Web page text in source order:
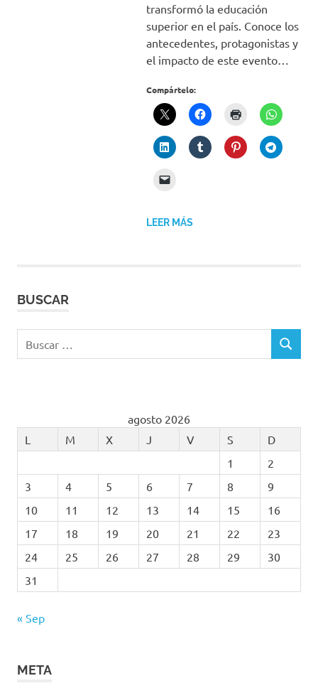
transformó la educación
superior en el país. Conoce los
antecedentes, protagonistas y
el impacto de este evento…
Compártelo:
LEER MÁS
BUSCAR
BUSCAR
agosto 2026
L
M X J V S
D
1
2
3
4 5 6 7 8
9
10
11 12 13 14 15
16
17
18 19 20 21 22
23
24
25 26 27 28 29
30
31
« Sep
META